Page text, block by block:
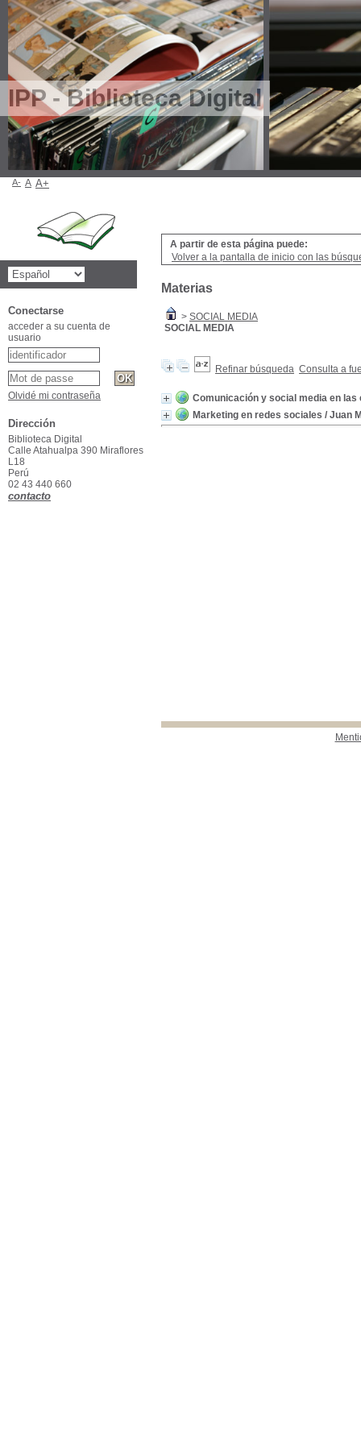
IPP - Biblioteca Digital
A partir de esta página puede:
Volver a la pantalla de inicio con las
Materias
> SOCIAL MEDIA
SOCIAL MEDIA
Refinar búsqueda Consulta a
Comunicación y social media en las
Marketing en redes sociales / Juan
A- A A+
Conectarse
acceder a su cuenta de
usuario
Olvidé mi contraseña
Dirección
Biblioteca Digital
Calle Atahualpa 390 Miraflores
L18
Perú
02 43 440 660
contacto